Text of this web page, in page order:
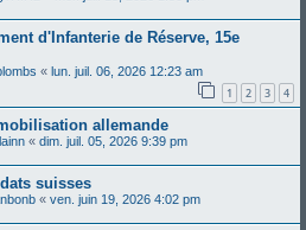
d'Infanterie de Réserve, 15e
« lun. juil. 06, 2026 12:23 am
1 2 3 4
allemande
« dim. juil. 05, 2026 9:39 pm
suisses
« ven. juin 19, 2026 4:02 pm